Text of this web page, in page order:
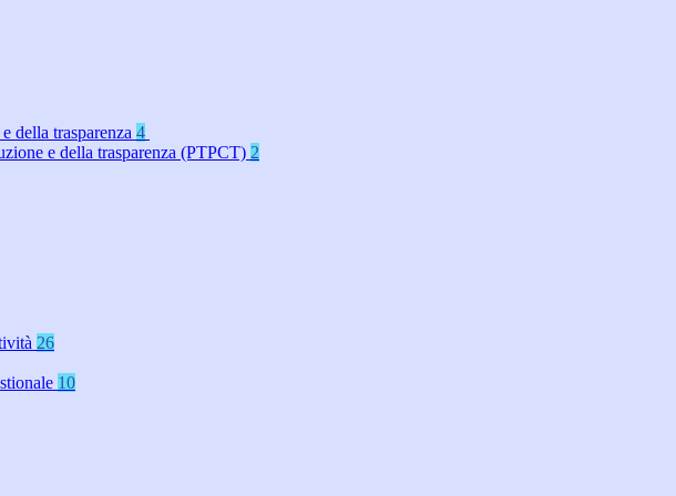
della trasparenza 4
e della trasparenza (PTPCT) 2
26
10